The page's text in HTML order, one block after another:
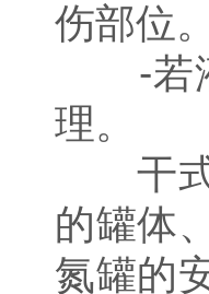
伤部位。
-若液
理。
干式
的罐体
氮罐的